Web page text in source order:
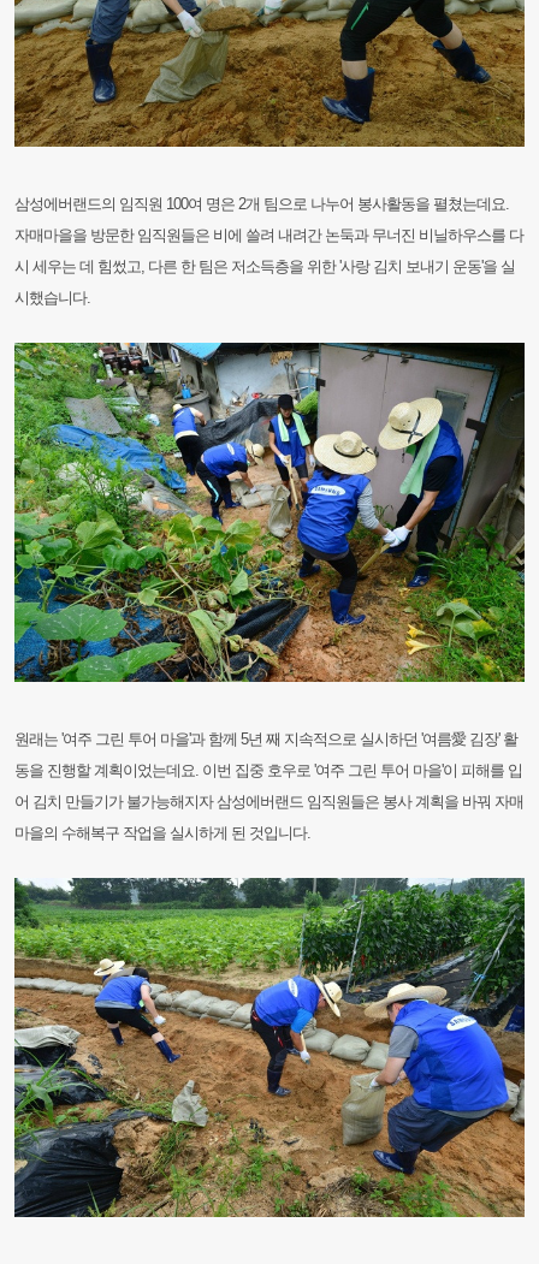
삼성에버랜드의 임직원 100여 명은 2개 팀으로 나누어 봉사활동을 펼쳤는데요.
자매마을을 방문한 임직원들은 비에 쓸려 내려간 논둑과 무너진 비닐하우스를 다
시 세우는 데 힘썼고, 다른 한 팀은 저소득층을 위한 '사랑 김치 보내기 운동'을 실
시했습니다.
원래는 '여주 그린 투어 마을'과 함께 5년 째 지속적으로 실시하던 '여름愛 김장' 활
동을 진행할 계획이었는데요. 이번 집중 호우로 '여주 그린 투어 마을'이 피해를 입
어 김치 만들기가 불가능해지자 삼성에버랜드 임직원들은 봉사 계획을 바꿔 자매
마을의 수해복구 작업을 실시하게 된 것입니다.